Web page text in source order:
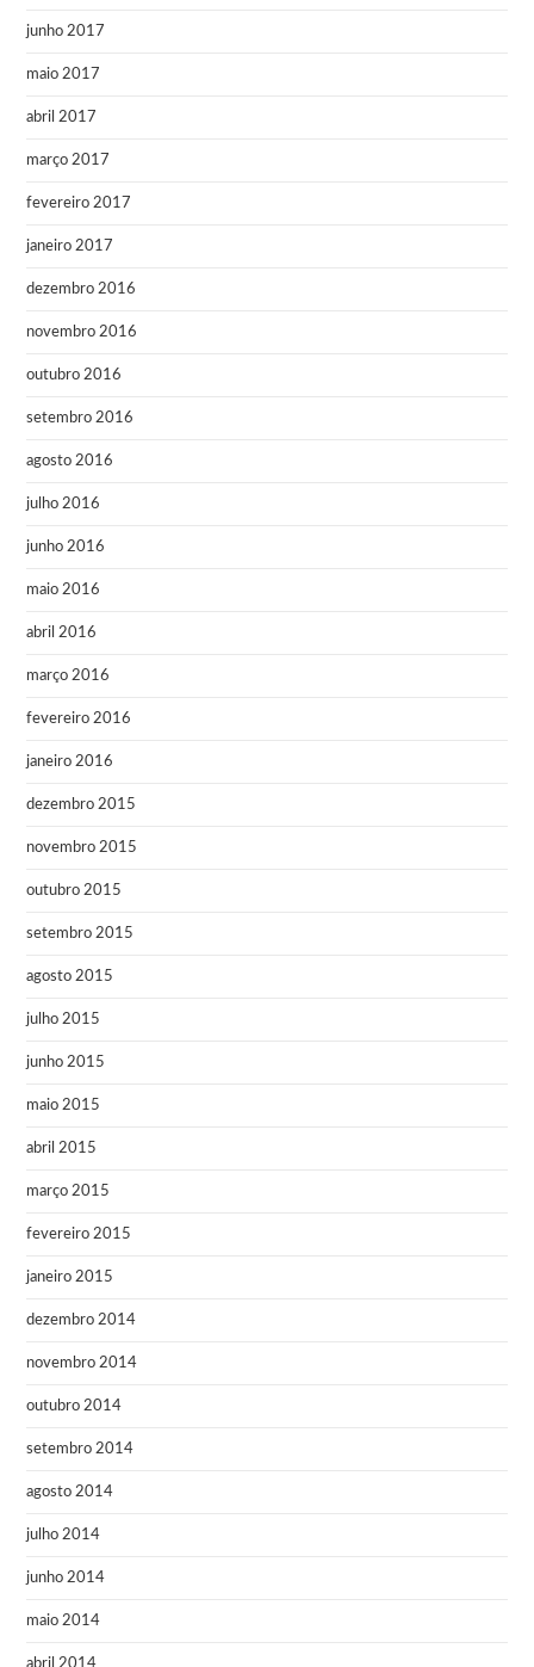
junho 2017
maio 2017
abril 2017
março 2017
fevereiro 2017
janeiro 2017
dezembro 2016
novembro 2016
outubro 2016
setembro 2016
agosto 2016
julho 2016
junho 2016
maio 2016
abril 2016
março 2016
fevereiro 2016
janeiro 2016
dezembro 2015
novembro 2015
outubro 2015
setembro 2015
agosto 2015
julho 2015
junho 2015
maio 2015
abril 2015
março 2015
fevereiro 2015
janeiro 2015
dezembro 2014
novembro 2014
outubro 2014
setembro 2014
agosto 2014
julho 2014
junho 2014
maio 2014